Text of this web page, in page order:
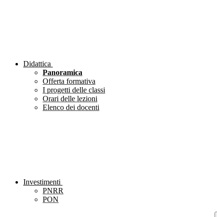
Didattica
Panoramica
Offerta formativa
I progetti delle classi
Orari delle lezioni
Elenco dei docenti
Investimenti
PNRR
PON